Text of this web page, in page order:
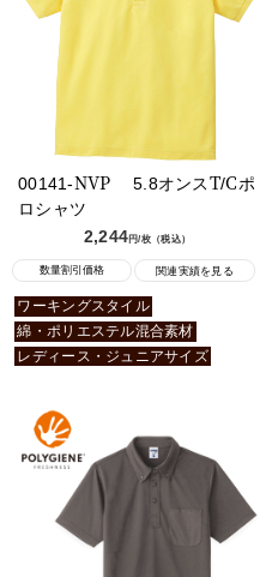
00141-NVP 5.8オンスT/Cポ
ロシャツ
2,244円/枚（税込）
数量割引価格 関連実績を見る
ワーキングスタイル
綿・ポリエステル混合素材
レディース・ジュニアサイズ